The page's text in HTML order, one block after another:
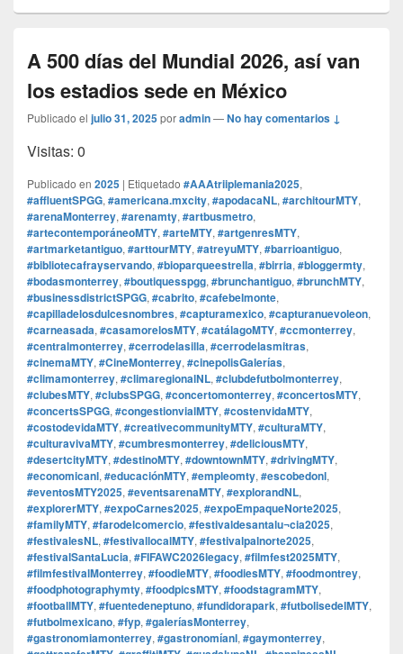
A 500 días del Mundial 2026, así van
los estadios sede en México
Publicado el julio 31, 2025poradmin—No hay comentarios ↓
Visitas: 0
Publicado en 2025 | Etiquetado #AAAtriiplemania2025,
#affluentSPGG, #americana.mxcity, #apodacaNL, #architourMTY,
#arenaMonterrey, #arenamty, #artbusmetro,
#artecontemporáneoMTY, #arteMTY, #artgenresMTY,
#artmarketantiguo, #arttourMTY, #atreyuMTY, #barrioantiguo,
#bibliotecafrayservando, #bioparqueestrella, #birria, #bloggermty,
#bodasmonterrey, #boutiquesspgg, #brunchantiguo, #brunchMTY,
#businessdistrictSPGG, #cabrito, #cafebelmonte,
#capilladelosdulcesnombres, #capturamexico, #capturanuevoleon,
#carneasada, #casamorelosMTY, #catálagoMTY, #ccmonterrey,
#centralmonterrey, #cerrodelasilla, #cerrodelasmitras,
#cinemaMTY, #CineMonterrey, #cinepolisGalerías,
#climamonterrey, #climaregionalNL, #clubdefutbolmonterrey,
#clubesMTY, #clubsSPGG, #concertomonterrey, #concertosMTY,
#concertsSPGG, #congestionvialMTY, #costenvidaMTY,
#costodevidaMTY, #creativecommunityMTY, #culturaMTY,
#culturavivaMTY, #cumbresmonterrey, #deliciousMTY,
#desertcityMTY, #destinoMTY, #downtownMTY, #drivingMTY,
#economicanl, #educaciónMTY, #empleomty, #escobedonl,
#eventosMTY2025, #eventsarenaMTY, #explorandNL,
#explorerMTY, #expoCarnes2025, #expoEmpaqueNorte2025,
#familyMTY, #farodelcomercio, #festivaldesantalu¬cia2025,
#festivalesNL, #festivallocalMTY, #festivalpalnorte2025,
#festivalSantaLucia, #FIFAWC2026legacy, #filmfest2025MTY,
#filmfestivalMonterrey, #foodieMTY, #foodiesMTY, #foodmontrey,
#foodphotographymty, #foodpicsMTY, #foodstagramMTY,
#footballMTY, #fuentedeneptuno, #fundidorapark, #futbolisedelMTY,
#futbolmexicano, #fyp, #galeríasMonterrey,
#gastronomiamonterrey, #gastronomíanl, #gaymonterrey,